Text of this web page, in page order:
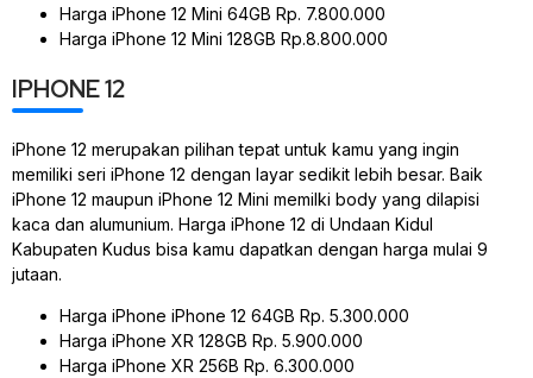
Harga iPhone 12 Mini 64GB Rp. 7.800.000
Harga iPhone 12 Mini 128GB Rp.8.800.000
IPHONE 12
iPhone 12 merupakan pilihan tepat untuk kamu yang ingin
memiliki seri iPhone 12 dengan layar sedikit lebih besar. Baik
iPhone 12 maupun iPhone 12 Mini memilki body yang dilapisi
kaca dan alumunium. Harga iPhone 12 di Undaan Kidul
Kabupaten Kudus bisa kamu dapatkan dengan harga mulai 9
jutaan.
Harga iPhone iPhone 12 64GB Rp. 5.300.000
Harga iPhone XR 128GB Rp. 5.900.000
Harga iPhone XR 256B Rp. 6.300.000